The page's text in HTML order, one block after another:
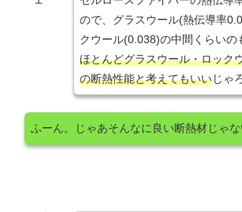
ので、グラスウール(熱伝導率
クウール(0.038)の中間くらいの
ほとんどグラスウール・ロック
の断熱性能と考えてもいいじゃ
ふーん。じゃあそんなに良い断熱材じゃな